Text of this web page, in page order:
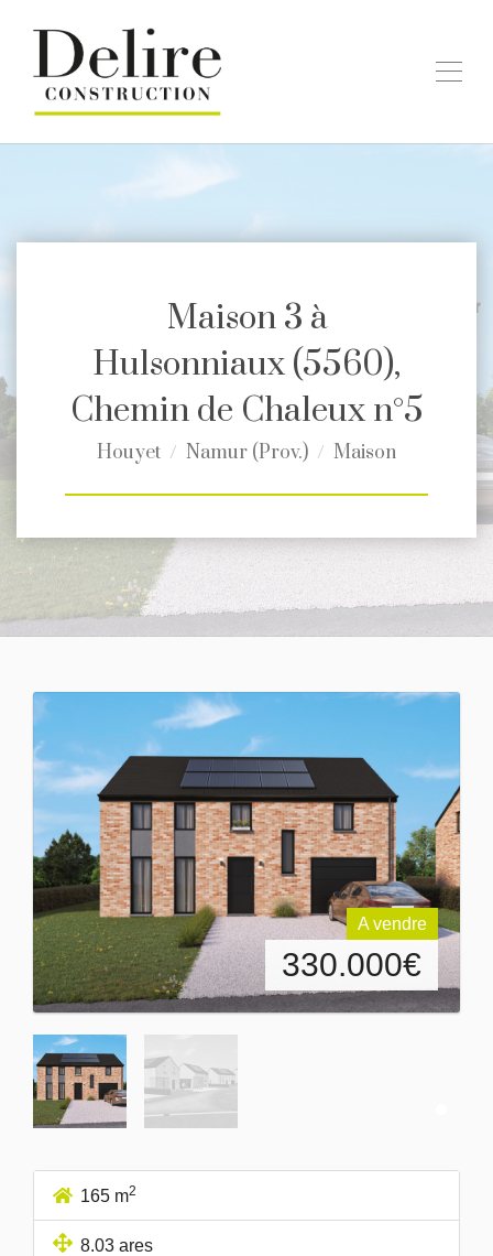
Maison 3 à
Hulsonniaux (5560),
Chemin de Chaleux n°5
Houyet Namur (Prov.) Maison
A vendre
330.000€
165 m2
8.03 ares